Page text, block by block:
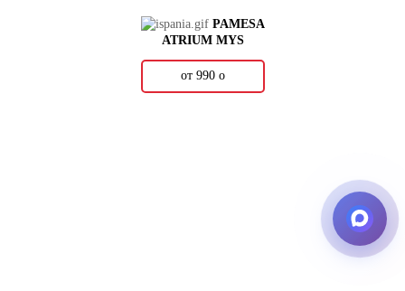
PAMESA
ATRIUM MYS
от 990 о